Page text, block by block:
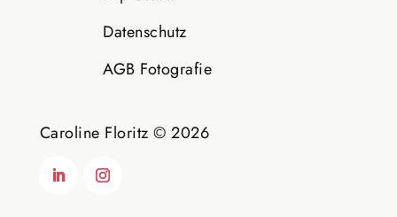
Datenschutz
AGB Fotografie
Caroline Floritz © 2026